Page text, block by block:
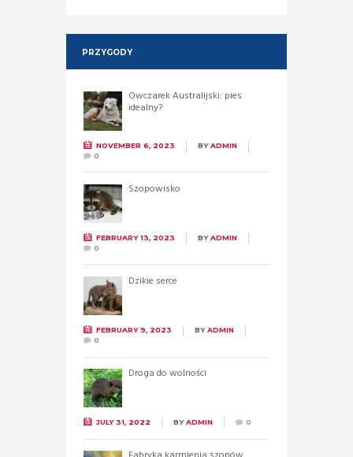
PRZYGODY
Owczarek Australijski: pies
idealny?
NOVEMBER 6, 2023 BYADMIN
0
Szopowisko
FEBRUARY 13, 2023 BYADMIN
0
Dzikie serce
FEBRUARY 9, 2023 BYADMIN
0
Droga do wolności
JULY 31, 2022 BYADMIN 0